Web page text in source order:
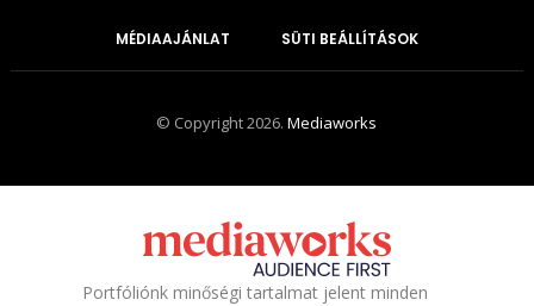
MÉDIAAJÁNLAT SÜTI BEÁLLÍTÁSOK
© Copyright 2026.Mediaworks
Portfóliónk minőségi tartalmat jelent minden